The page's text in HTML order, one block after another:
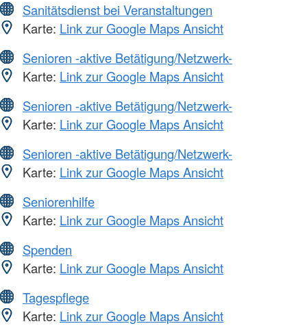
Sanitätsdienst bei Veranstaltungen
Karte: Link zur Google Maps Ansicht
Senioren -aktive Betätigung/Netzwerk-
Karte: Link zur Google Maps Ansicht
Senioren -aktive Betätigung/Netzwerk-
Karte: Link zur Google Maps Ansicht
Senioren -aktive Betätigung/Netzwerk-
Karte: Link zur Google Maps Ansicht
Seniorenhilfe
Karte: Link zur Google Maps Ansicht
Spenden
Karte: Link zur Google Maps Ansicht
Tagespflege
Karte: Link zur Google Maps Ansicht